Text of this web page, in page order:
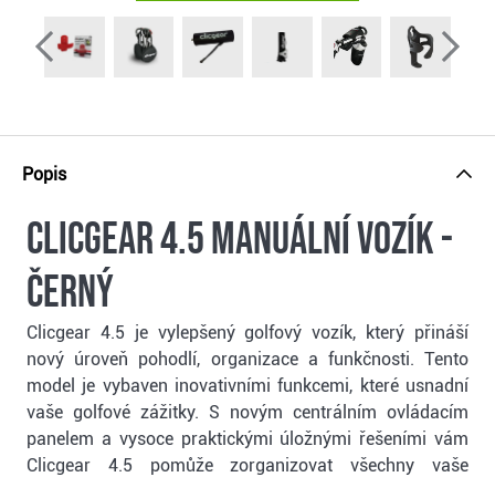
Popis
Clicgear 4.5 manuální vozík -
černý
Clicgear 4.5 je vylepšený golfový vozík, který přináší
nový úroveň pohodlí, organizace a funkčnosti. Tento
model je vybaven inovativními funkcemi, které usnadní
vaše golfové zážitky. S novým centrálním ovládacím
panelem a vysoce praktickými úložnými řešeními vám
Clicgear 4.5 pomůže zorganizovat všechny vaše